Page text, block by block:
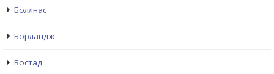
Боллнас
Борландж
Бостад